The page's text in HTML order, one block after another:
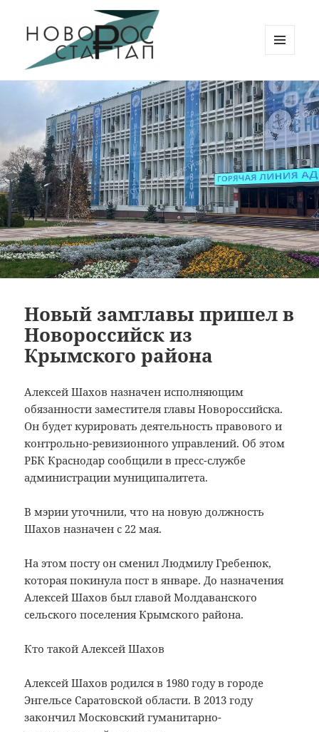
Новорос Стартап
ВИДЖЕТЫ
Новый замглавы пришел в
Новороссийск из
Крымского района
Алексей Шахов назначен исполняющим
обязанности заместителя главы Новороссийска.
Он будет курировать деятельность правового и
контрольно-ревизионного управлений. Об этом
РБК Краснодар сообщили в пресс-службе
администрации муниципалитета.
В мэрии уточнили, что на новую должность
Шахов назначен с 22 мая.
На этом посту он сменил Людмилу Гребенюк,
которая покинула пост в январе. До назначения
Алексей Шахов был главой Молдаванского
сельского поселения Крымского района.
Кто такой Алексей Шахов
Алексей Шахов родился в 1980 году в городе
Энгельсе Саратовской области. В 2013 году
закончил Московский гуманитарно-